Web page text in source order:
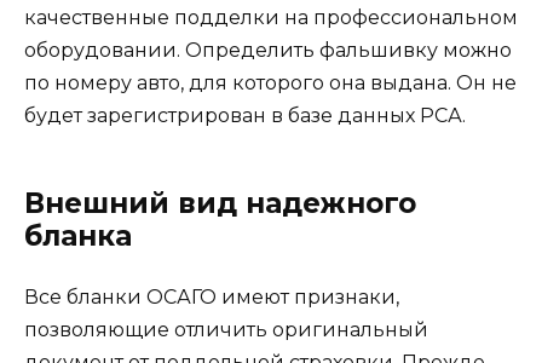
качественные подделки на профессиональном
оборудовании. Определить фальшивку можно
по номеру авто, для которого она выдана. Он не
будет зарегистрирован в базе данных РСА.
Внешний вид надежного
бланка
Все бланки ОСАГО имеют признаки,
позволяющие отличить оригинальный